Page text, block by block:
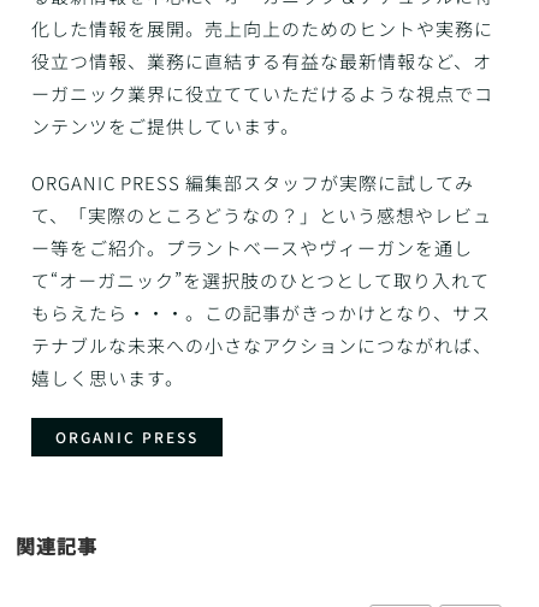
化した情報を展開。売上向上のためのヒントや実務に
役立つ情報、業務に直結する有益な最新情報など、オ
ーガニック業界に役立てていただけるような視点でコ
ンテンツをご提供しています。
ORGANIC PRESS 編集部スタッフが実際に試してみ
て、「実際のところどうなの？」という感想やレビュ
ー等をご紹介。プラントベースやヴィーガンを通し
て“オーガニック”を選択肢のひとつとして取り入れて
もらえたら・・・。この記事がきっかけとなり、サス
テナブルな未来への小さなアクションにつながれば、
嬉しく思います。
ORGANIC PRESS
関連記事